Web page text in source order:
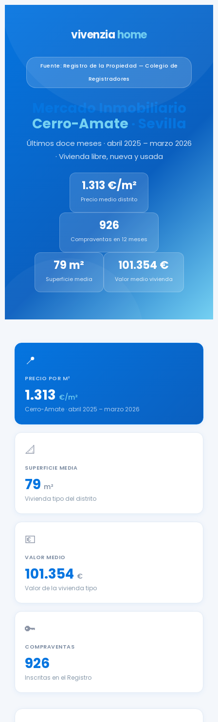
vivenziahome
Fuente: Registro de la Propiedad — Colegio de
Registradores
Mercado Inmobiliario
Cerro-Amate · Sevilla
Últimos doce meses · abril 2025 – marzo 2026
· Vivienda libre, nueva y usada
1.313 €/m²
Precio medio distrito
926
Compraventas en 12 meses
79 m²
Superficie media
101.354 €
Valor medio vivienda
📍
PRECIO POR M²
1.313 €/m²
Cerro-Amate · abril 2025 – marzo 2026
📐
SUPERFICIE MEDIA
79 m²
Vivienda tipo del distrito
💶
VALOR MEDIO
101.354 €
Valor de la vivienda tipo
🔑
COMPRAVENTAS
926
Inscritas en el Registro